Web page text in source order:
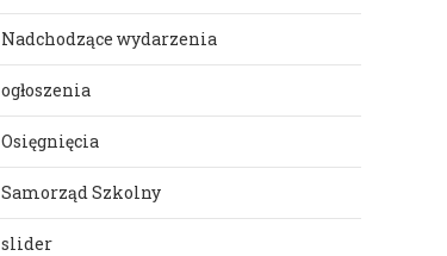
Nadchodzące wydarzenia
ogłoszenia
Osięgnięcia
Samorząd Szkolny
slider